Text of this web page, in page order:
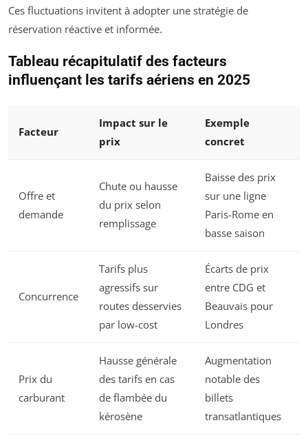
Ces fluctuations invitent à adopter une stratégie de
réservation réactive et informée.
Tableau récapitulatif des facteurs
influençant les tarifs aériens en 2025
Facteur
Impact sur le
prix
Exemple
concret
Offre et
demande
Chute ou hausse
du prix selon
remplissage
Baisse des prix
sur une ligne
Paris-Rome en
basse saison
Concurrence
Tarifs plus
agressifs sur
routes desservies
par low-cost
Écarts de prix
entre CDG et
Beauvais pour
Londres
Prix du
carburant
Hausse générale
des tarifs en cas
de flambée du
kérosène
Augmentation
notable des
billets
transatlantiques